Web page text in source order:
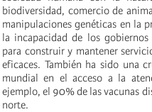
biodiversidad, comercio de
manipulaciones genéticas en la
la incapacidad de los
para construir y mantener
eficaces. También ha sido una
mundial en el acceso a la
ejemplo, el 90% de las vacunas
norte.